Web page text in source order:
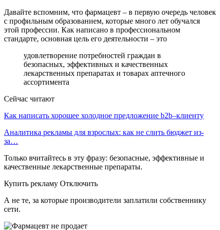
Давайте вспомним, что фармацевт – в первую очередь человек
с профильным образованием, которые много лет обучался
этой профессии. Как написано в профессиональном
стандарте, основная цель его деятельности – это
удовлетворение потребностей граждан в
безопасных, эффективных и качественных
лекарственных препаратах и товарах аптечного
ассортимента
Сейчас читают
Как написать хорошее холодное предложение b2b–клиенту
Аналитика рекламы для взрослых: как не слить бюджет из-
за…
Только вчитайтесь в эту фразу: безопасные, эффективные и
качественные лекарственные препараты.
Купить рекламу Отключить
А не те, за которые производители заплатили собственнику
сети.